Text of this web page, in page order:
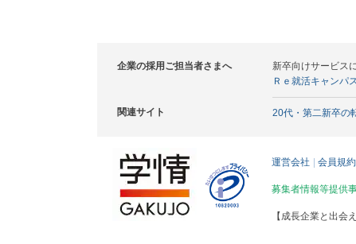
企業の採用ご担当者さまへ
新卒向けサービス
Ｒｅ就活キャンパ
関連サイト 20代・第二新卒の
運営会社 会員規約
募集者情報等提供
【成長企業と出会